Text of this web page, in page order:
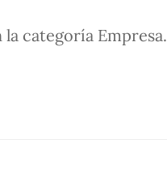
categoría Empresa.